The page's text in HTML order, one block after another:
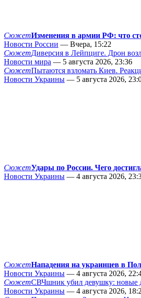
СюжетИзменения в армии РФ: что
Новости России — Вчера, 15:22
СюжетДиверсия в Лейпциге. Дрон
Новости мира — 5 августа 2026, 23:36
СюжетПытаются взломать Киев.
Новости Украины — 5 августа 2026,
СюжетУдары по России. Чего
Новости Украины — 4 августа 2026,
СюжетНападения на украинцев в
Новости Украины — 4 августа 2026,
СюжетСВЧшник убил девушку: новые
Новости Украины — 4 августа 2026,